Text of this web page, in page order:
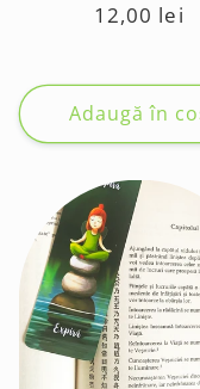
Preț
12,00 lei
Adaugă în